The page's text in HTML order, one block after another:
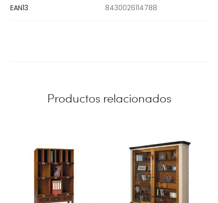
EAN13 8430026114788
Productos relacionados